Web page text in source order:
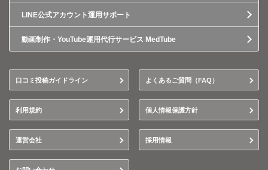
LINE公式アカウント運用サポート
動画制作・YouTube運用代行サービス MedTube
口コミ投稿ガイドライン よくあるご質問（FAQ）
利用規約 個人情報保護方針
運営会社 採用情報